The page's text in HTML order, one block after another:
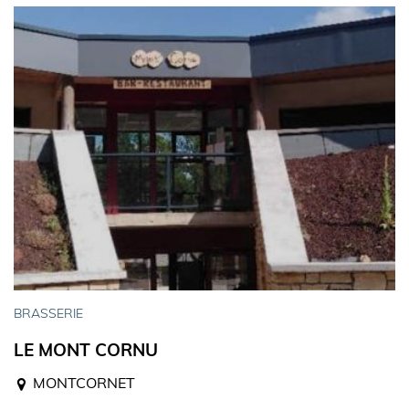
BRASSERIE
LE MONT CORNU
MONTCORNET